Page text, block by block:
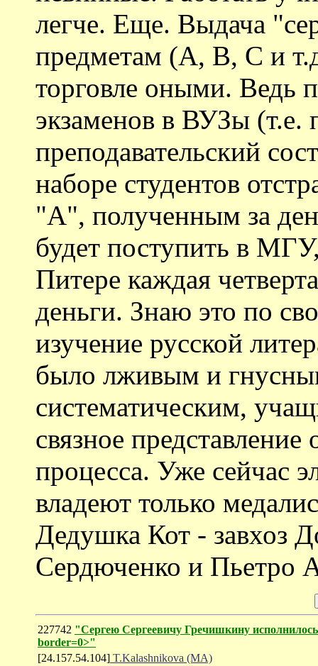
легче. Еще. Выдача
предметам (A, B, C и
торговле оными. Ведь
экзаменов в ВУЗы (т.е.
преподавательский
наборе студентов
"А", полученным за
будет поступить в
Питере каждая
деньги. Знаю это по
изучение русской
было лживым и
систематическим,
связное
процесса. Уже сейчас
владеют только
Дедушка Кот - завхоз
Сердюченко и Пьетро
227742 "Сергею Сергеевичу Гречишкину
border=0>"
[24.157.54.104] T.Kalashnikova (MA)